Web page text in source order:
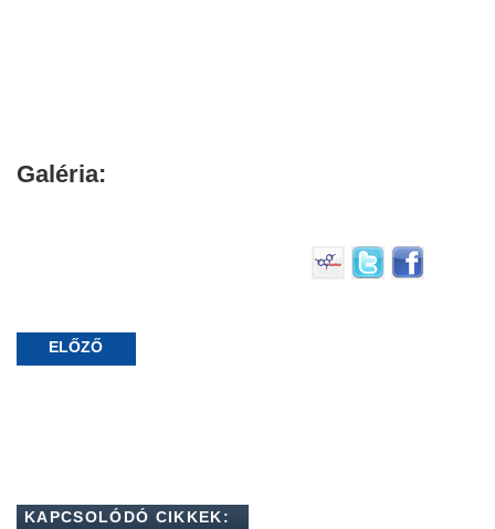
Galéria:
ELŐZŐ
KAPCSOLÓDÓ CIKKEK: